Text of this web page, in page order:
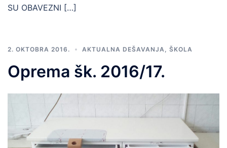
SU OBAVEZNI […]
2. OKTOBRA 2016. AKTUALNA DEŠAVANJA ŠKOLA
Oprema šk. 2016/17.